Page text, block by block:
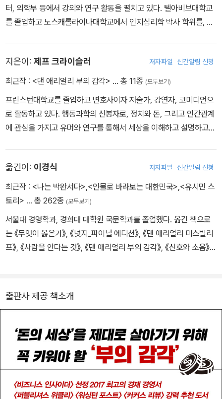
터, 의학부 등에서 강의와 연구 활동을 펼치고 있다. 텔아비브대학교
를 졸업하고 노스캐롤라이나대학교에서 인지심리학 박사 학위를, 듀
하고 있기도 하다. 그의 다양한 연구 업적은 <뉴욕타임스> <월스트
리트저널> <워싱턴포스트> <보스턴글로브> 등 유수의 매체에 소개
“인간은 비합리적이지만 그 행동 패턴을 예측할 수 있다”는 주장을
기발한 실험들로 입증해 보이며 ‘경제학계의 코페르니쿠스’라는 별명
까지 얻었다. 경제 주체는 늘 합리적인 존재라는 기존 경제학의 근본
기발한 실험을 통해 보여준 첫 책《상식 밖의 경제학》은 행동경제학의
새로운 열풍을 불러일으키며 세계적인 베스트셀러가 됐다. 인간의 비
이성이 갖는 긍정적 영향에 주목하고 이를 합리적으로 활용하는 방법
을 제시한 《경제 심리학》 역시 <뉴욕타임스> 베스트셀러에 오르며
극찬을 받았다. 이 외에도 인간의 부정행위가 경제성이 아닌 도덕성
에 의해 좌우된다는 사실을 밝힌 《거짓말하는 착한 사람들》과 사람들
의 비합리적인 소비 심리를 다룬 《댄 애리얼리 부의 감각》을 통해 우
지은이: 제프 크라이슬러 저자파일 신간알림 신청
최근작 : <댄 애리얼리 부의 감각> … 총 11종 (모두보기)
프린스턴대학교를 졸업하고 변호사이자 저술가, 강연자, 코미디언으
로 활동하고 있다. 행동과학의 신봉자로, 정치와 돈, 그리고 인간관계
에 관심을 가지고 유머와 연구를 통해서 세상을 이해하고 설명하고
옮긴이: 이경식 저자파일 신간알림 신청
최근작 : <나는 박완서다> <인물로 바라보는 대한민국> <유시민 스
토리> … 총 262종 (모두보기)
서울대 경영학과, 경희대 대학원 국문학과를 졸업했다. 옮긴 책으로
는 《무엇이 옳은가》, 《넛지_파이널 에디션》, 《댄 애리얼리 미스빌리
프》, 《사람을 안다는 것》, 《댄 애리얼리 부의 감각》, 《신호와 소음》,
깡통경제학》, 《미쳐서 살고 정신 들어 죽다》, 《나는 아버지다》, 소설
토리》 등이 있고, 영화 〈개 같은 날의 오후〉, 〈나에게 오라〉, TV 드라
마 〈선감도〉, 연극 〈동팔이의 꿈〉, 〈춤추는 시간여행〉, 오페라 〈가락국
기〉, 음악극 〈6월의 노래, 다시 광장에서〉 등의 대본을 썼다.
출판사 제공 책소개